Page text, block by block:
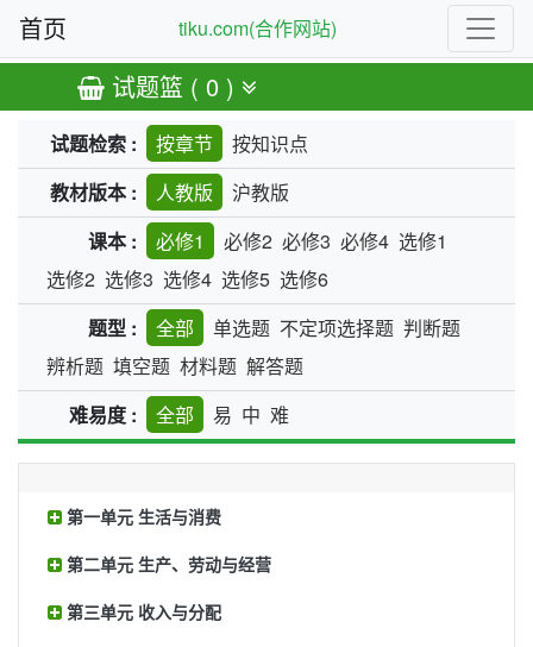
首页 tiku.com(合作网站)
试题篮 ( 0 )
试题检索 : 按章节
按知识点
教材版本 :
人教版
沪教版
课本 :
必修1 必修2 必修3 必修4 选修1
选修2 选修3 选修4 选修5 选修6
题型 :
全部 单选题 不定项选择题 判断题
辨析题 填空题 材料题 解答题
难易度 :
全部 易 中 难
第一单元 生活与消费
第二单元 生产、劳动与经营
第三单元 收入与分配